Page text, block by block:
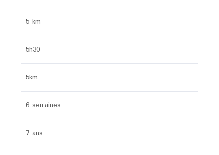
5 km
5h30
5km
6 semaines
7 ans